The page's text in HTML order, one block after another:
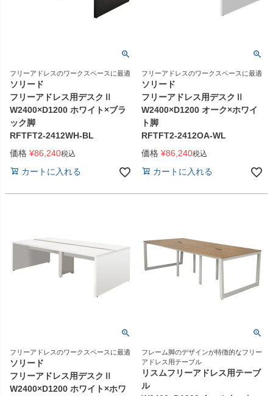
フリーアドレスのワークスペースに最適
ソリード
フリーアドレス用デスクⅡ
W2400×D1200 ホワイト×ブラ
ック脚
RFTFT2-2412WH-BL
価格 ¥86,240税込
カートに入れる
フリーアドレスのワークスペースに最適
ソリード
フリーアドレス用デスクⅡ
W2400×D1200 オーク×ホワイ
ト脚
RFTFT2-2412OA-WL
価格 ¥86,240税込
カートに入れる
フリーアドレスのワークスペースに最適
ソリード
フリーアドレス用デスクⅡ
W2400×D1200 ホワイト×ホワ
フレーム脚のデザインが特徴的なフリー
アドレス用テーブル
リスムフリーアドレス用テーブ
ル